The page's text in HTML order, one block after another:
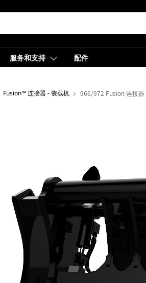
服务和支持 配件
Fusion™ 连接器 - 装载机 966/972 Fusion 连接器